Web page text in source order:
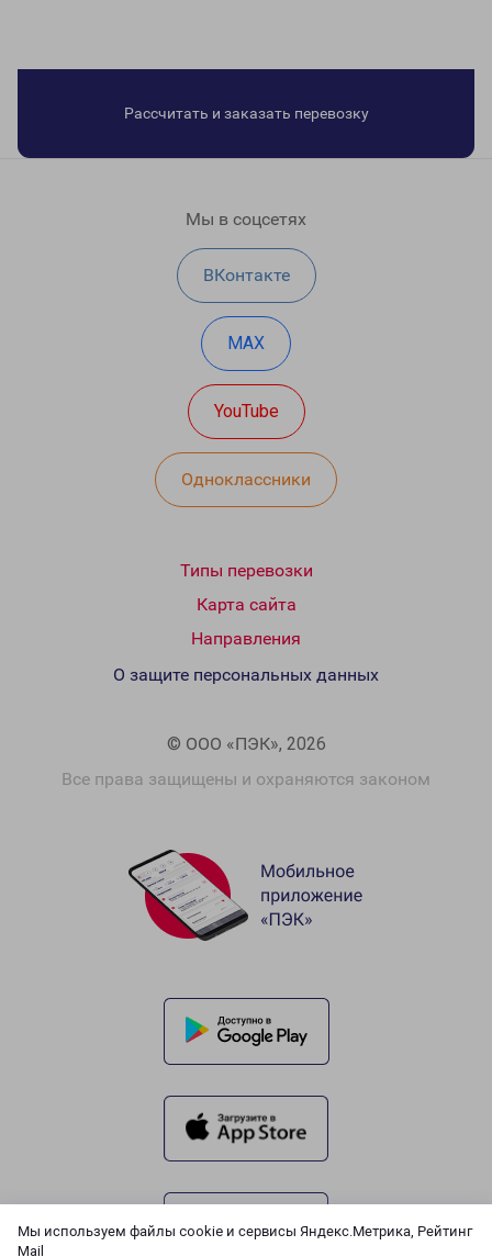
Мы используем файлы cookie и сервисы Яндекс.Метрика, Рейтинг
Mail
Рассчитать и заказать перевозку
Мы в соцсетях
ВКонтакте
MAX
YouTube
Одноклассники
Типы перевозки
Карта сайта
Направления
© ООО «ПЭК», 2026
Все права защищены и охраняются законом
О защите персональных данных